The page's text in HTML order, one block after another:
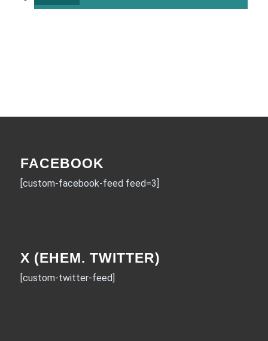
FACEBOOK
[custom-facebook-feed feed=3]
X (EHEM. TWITTER)
[custom-twitter-feed]